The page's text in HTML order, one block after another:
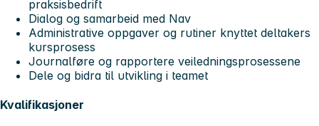
praksisbedrift
Dialog og samarbeid med Nav
Administrative oppgaver og rutiner knyttet deltakers
kursprosess
Journalføre og rapportere veiledningsprosessene
Dele og bidra til utvikling i teamet
Kvalifikasjoner